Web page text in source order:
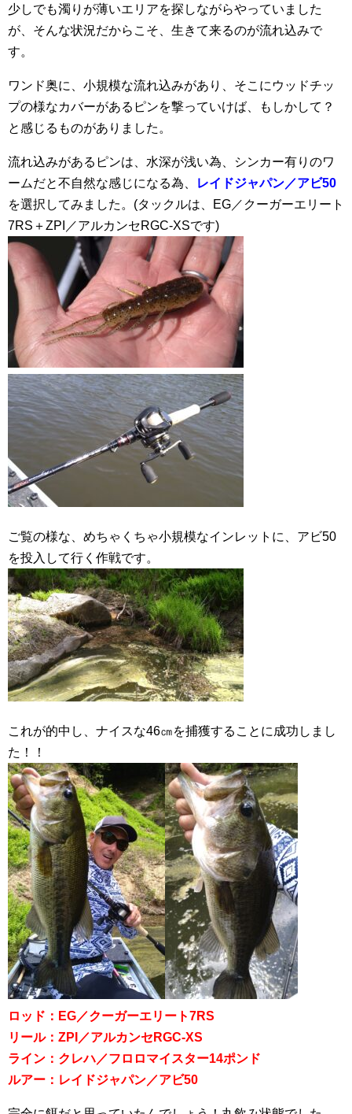
少しでも濁りが薄いエリアを探しながらやっていました
が、そんな状況だからこそ、生きて来るのが流れ込みで
す。
ワンド奥に、小規模な流れ込みがあり、そこにウッドチッ
プの様なカバーがあるピンを撃っていけば、もしかして？
と感じるものがありました。
流れ込みがあるピンは、水深が浅い為、シンカー有りのワ
ームだと不自然な感じになる為、
レイドジャパン／アビ50
を選択してみました。(タックルは、EG／クーガーエリート
7RS＋ZPI／アルカンセRGC-XSです)
ご覧の様な、めちゃくちゃ小規模なインレットに、アビ50
を投入して行く作戦です。
これが的中し、ナイスな46㎝を捕獲することに成功しまし
た！！
ロッド：EG／クーガーエリート7RS
リール：ZPI／アルカンセRGC-XS
ライン：クレハ／フロロマイスター14ポンド
ルアー：レイドジャパン／アビ50